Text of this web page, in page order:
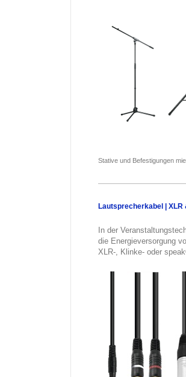
Stative und Befestigungen
Lautsprecherkabel | XLR
In der
die Energieversorgung
XLR-, Klinke- oder